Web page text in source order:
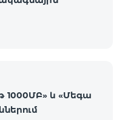
1000ՄԲ» և «Մեգա